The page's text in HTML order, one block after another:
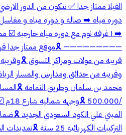
الفيلا ممتاز جدا ✅️ تتكون من الدور
➡️ ١ غرفه نوم مع دوره مياه خارجيه ☑️
————————— 🎗️موقع ممتاز جدا
قريبه من مولات ومراكز التسوق
وقريبه من حدائق ومدارس والمسار
/